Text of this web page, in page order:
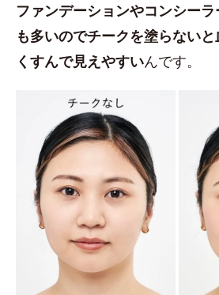
ファンデーションやコンシー
も多いのでチークを塗らないと
くすんで見えやすいんです。